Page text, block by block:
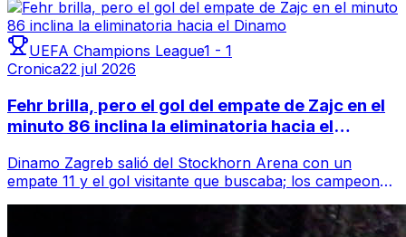
UEFA Champions League1 - 1
Cronica22 jul 2026
Fehr brilla, pero el gol del empate de Zajc en el
minuto 86 inclina la eliminatoria hacia el
Dinamo Zagreb salió del Stockhorn Arena con un
empate 11 y el gol visitante que buscaba; los campeones